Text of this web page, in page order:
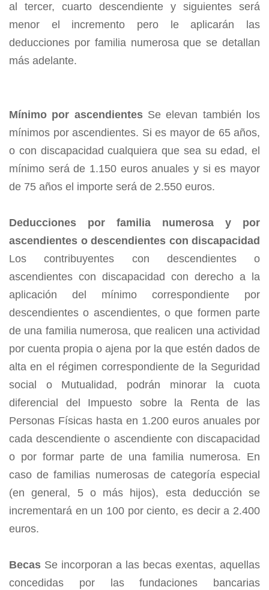
al tercer, cuarto descendiente y siguientes será
menor el incremento pero le aplicarán las
deducciones por familia numerosa que se detallan
más adelante.
Mínimo por ascendientesSe elevan también los
mínimos por ascendientes. Si es mayor de 65 años,
o con discapacidad cualquiera que sea su edad, el
mínimo será de 1.150 euros anuales y si es mayor
de 75 años el importe será de 2.550 euros.
Deducciones por familia numerosa y por
ascendientes o descendientes con discapacidad
Los contribuyentes con descendientes o
ascendientes con discapacidad con derecho a la
aplicación del mínimo correspondiente por
descendientes o ascendientes, o que formen parte
de una familia numerosa, que realicen una actividad
por cuenta propia o ajena por la que estén dados de
alta en el régimen correspondiente de la Seguridad
social o Mutualidad, podrán minorar la cuota
diferencial del Impuesto sobre la Renta de las
Personas Físicas hasta en 1.200 euros anuales por
cada descendiente o ascendiente con discapacidad
o por formar parte de una familia numerosa. En
caso de familias numerosas de categoría especial
(en general, 5 o más hijos), esta deducción se
incrementará en un 100 por ciento, es decir a 2.400
euros.
Becas Se incorporan a las becas exentas, aquellas
concedidas por las fundaciones bancarias